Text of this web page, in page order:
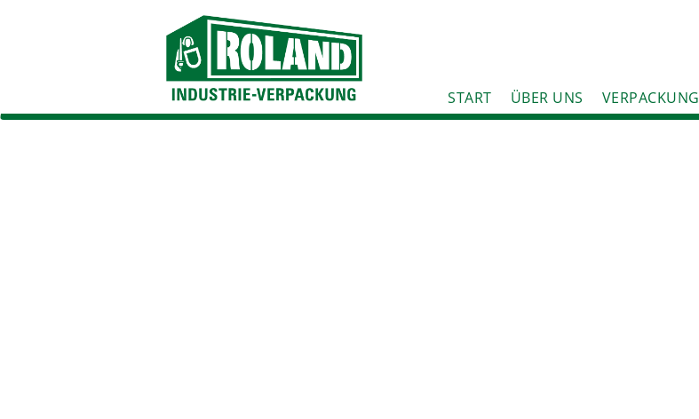
START ÜBER UNS